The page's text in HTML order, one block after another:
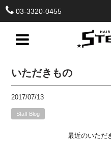
03-3320-0455
いただきもの
2017/07/13
Staff Blog
最近のいただ